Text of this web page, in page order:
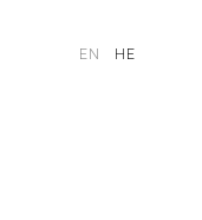
HE
EN